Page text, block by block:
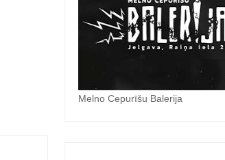
Melno Cepurīšu Balerija